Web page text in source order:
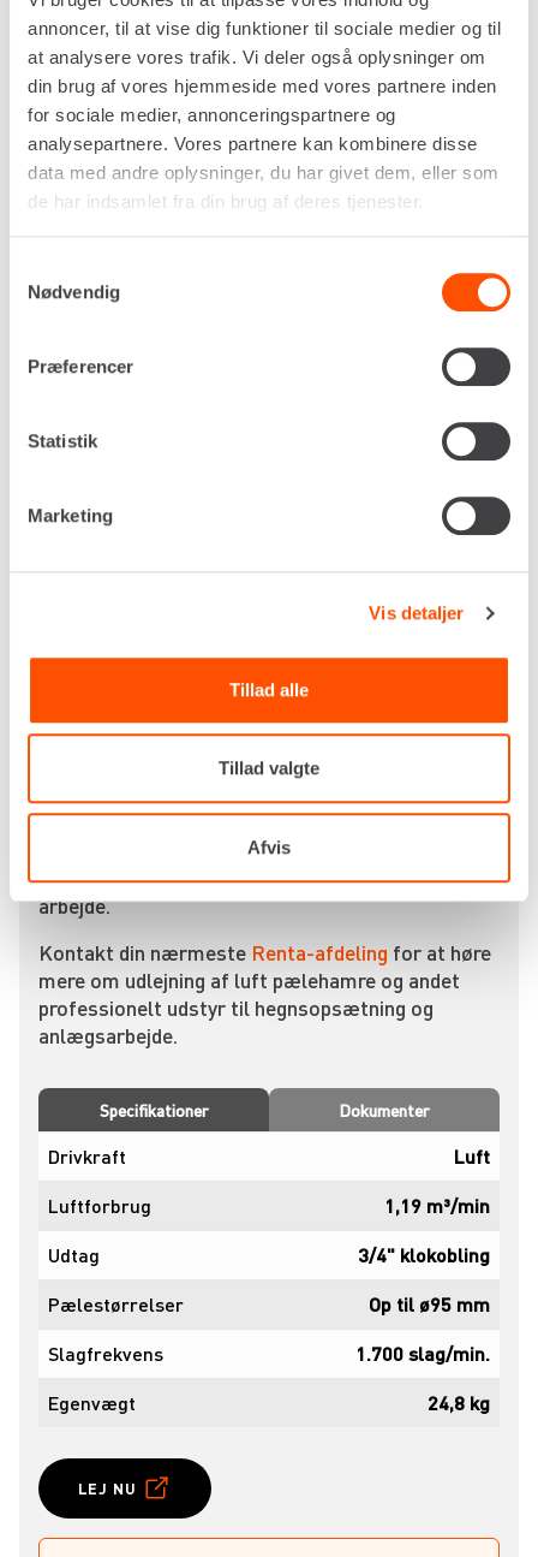
annoncer, til at vise dig funktioner til sociale medier og til
at analysere vores trafik. Vi deler også oplysninger om
din brug af vores hjemmeside med vores partnere inden
for sociale medier, annonceringspartnere og
analysepartnere. Vores partnere kan kombinere disse
data med andre oplysninger, du har givet dem, eller som
de har indsamlet fra din brug af deres tjenester.
Nødvendig
Præferencer
Statistik
Marketing
Vis detaljer
Tillad alle
Tillad valgte
Afvis
Det enkle design med få bevægelige dele
minimerer risikoen for driftsstop og sikrer en
konstant ydeevne. Pælebankeren kan drives af en
kompressor der kan levere et luftforbrug på
minimum 1,19 m³/min. Det præcise ventilsystem
sørger for optimal udnyttelse af luftmængden til
hvert enkelt slag.
støtterør. Den anvendes ofte ved kystsikring til
midlertidige brokonstruktioner og støjskærme.
For installatører er den uundværlig til præcis
forankringssystemer, hvor manuel nedramning er
firkantede og runde træstolper til vildthegn,
installation af fundamentpæle til mindre
trækonstruktioner. Ved projekter, der kræver
distancer, sikrer den pneumatiske kraft en høj
fremdriftshastighed og ensartet dybde uden tab af
præcision.
De solide håndtag giver operatøren fuld kontrol
over maskinens placering på emnet. Da maskinen
drives af ekstern trykluft, er der ingen udstødning
eller varm motor tæt på brugeren, hvilket
forbedrer arbejdsmiljøet betydeligt ved intensivt
arbejde.
Kontakt din nærmeste Renta-afdeling for at høre
mere om udlejning af luft pælehamre og andet
professionelt udstyr til hegnsopsætning og
anlægsarbejde.
Specifikationer Dokumenter
Drivkraft
Luft
Luftforbrug
1,19 m³/min
Udtag
3/4" klokobling
Pælestørrelser
Op til ø95 mm
Slagfrekvens
1.700 slag/min.
Egenvægt
24,8 kg
LEJ NU